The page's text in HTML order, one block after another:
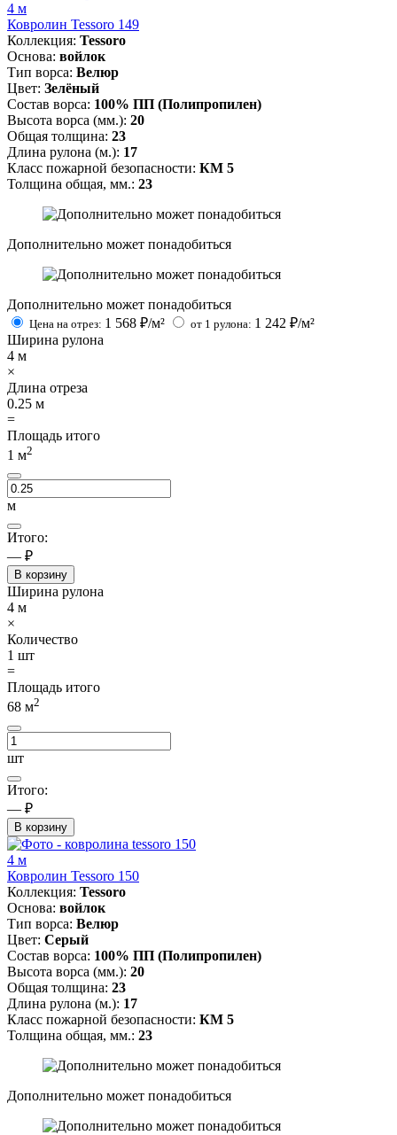
4 м
Ковролин Tessoro 149
Коллекция: Tessoro
Основа: войлок
Тип ворса: Велюр
Цвет: Зелёный
Состав ворса: 100% ПП (Полипропилен)
Высота ворса (мм.): 20
Общая толщина: 23
Длина рулона (м.): 17
Класс пожарной безопасности: КМ 5
Толщина общая, мм.: 23
Дополнительно может понадобиться
Дополнительно может понадобиться
Цена на отрез: 1 568 ₽/м² от 1 рулона: 1 242 ₽/м²
Ширина рулона
4 м
×
Длина отреза
0.25 м
=
Площадь итого
1 м2
м
Итого:
— ₽
В корзину
Ширина рулона
4 м
×
Количество
1 шт
=
Площадь итого
68 м2
шт
Итого:
— ₽
В корзину
4 м
Ковролин Tessoro 150
Коллекция: Tessoro
Основа: войлок
Тип ворса: Велюр
Цвет: Серый
Состав ворса: 100% ПП (Полипропилен)
Высота ворса (мм.): 20
Общая толщина: 23
Длина рулона (м.): 17
Класс пожарной безопасности: КМ 5
Толщина общая, мм.: 23
Дополнительно может понадобиться